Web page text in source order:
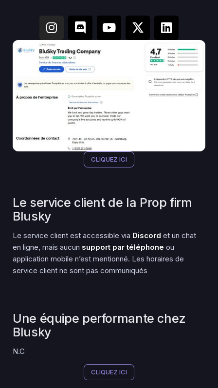
CLIQUEZ ICI
Le service client de la Prop firm
Blusky
Le service client est accessible via Discord et un chat
en ligne, mais aucun support par téléphone ou
application mobile n’est mentionné. Les horaires de
service client ne sont pas communiqués​
Une équipe performante chez
Blusky
N.C
CLIQUEZ ICI